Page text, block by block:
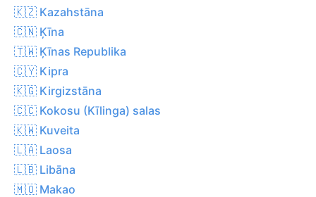
🇰🇿 Kazahstāna
🇨🇳 Ķīna
🇹🇼 Ķīnas Republika
🇨🇾 Kipra
🇰🇬 Kirgizstāna
🇨🇨 Kokosu (Kīlinga) salas
🇰🇼 Kuveita
🇱🇦 Laosa
🇱🇧 Libāna
🇲🇴 Makao